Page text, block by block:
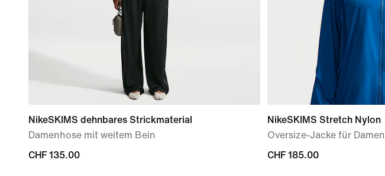
NikeSKIMS dehnbares Strickmaterial
Damenhose mit weitem Bein
CHF 135.00
CHF 135.00
NikeSKIMS Stretch Nylon
Oversize-Jacke für Damen
CHF 185.00
CHF 185.00